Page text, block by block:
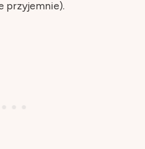
przyjemnie).